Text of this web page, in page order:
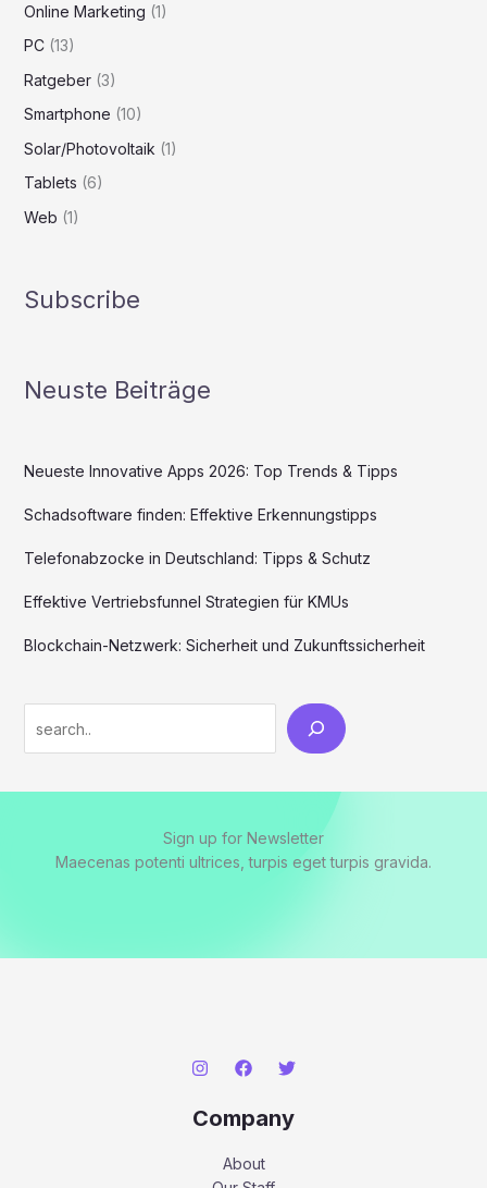
Online Marketing (1)
PC(13)
Ratgeber(3)
Smartphone (10)
Solar/Photovoltaik (1)
Tablets (6)
Web (1)
Subscribe
Neuste Beiträge
Neueste Innovative Apps 2026: Top Trends & Tipps
Schadsoftware finden: Effektive Erkennungstipps
Telefonabzocke in Deutschland: Tipps & Schutz
Effektive Vertriebsfunnel Strategien für KMUs
Blockchain-Netzwerk: Sicherheit und Zukunftssicherheit
Sign up for Newsletter
Maecenas potenti ultrices, turpis eget turpis gravida.
Company
About